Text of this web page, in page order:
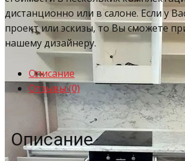
дистанционно или в салоне. Если у
проект или эскизы, то Вы сможете
нашему дизайнеру.
Описание
Отзывы (0)
Описание